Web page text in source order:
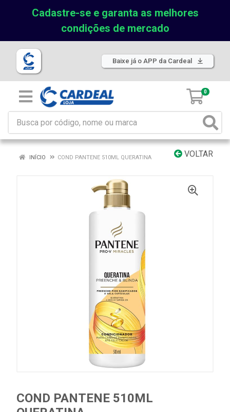
Cadastre-se e garanta as melhores
condições de mercado
Baixe já o APP da Cardeal
0
VOLTAR
INÍCIO COND PANTENE 510ML QUERATINA
COND PANTENE 510ML